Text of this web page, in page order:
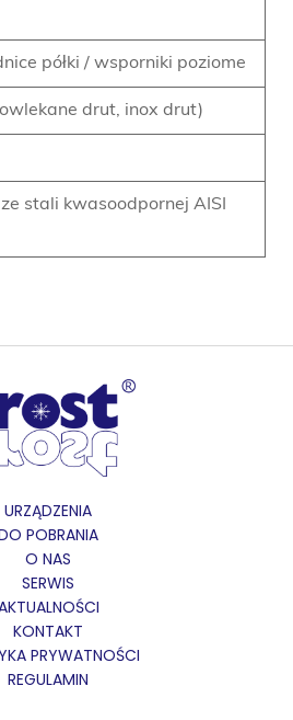
półki / wsporniki poziome
drut, inox drut)
stali kwasoodpornej AISI
URZĄDZENIA
POBRANIA
O NAS
SERWIS
KONTAKT
PRYWATNOŚCI
REGULAMIN